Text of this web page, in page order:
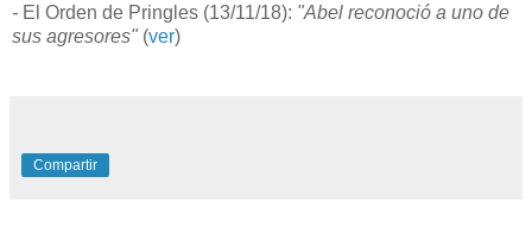
- El Orden de Pringles (13/11/18): "Abel reconoció a uno de
sus agresores" (ver)
Compartir